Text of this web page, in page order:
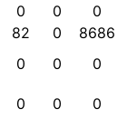
0 0
0
82 0
8686
0 0 0
0 0 0